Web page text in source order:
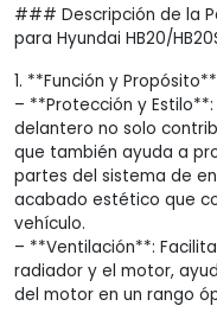
### Descripción de la
para Hyundai HB20/
1. **Función y
– **Protección y
delantero no solo
que también ayuda a
partes del sistema de
acabado estético que
vehículo.
– **Ventilación**:
radiador y el motor,
del motor en un rango